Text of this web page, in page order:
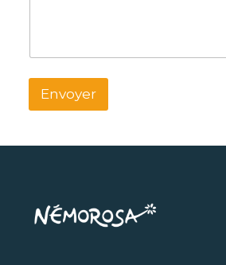
Envoyer